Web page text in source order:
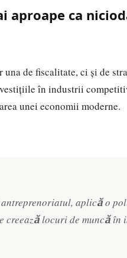
aproape ca
de fiscalitate, ci și de
în industrii
unei economii moderne.
antreprenoriatul, aplică o
creează locuri de muncă în